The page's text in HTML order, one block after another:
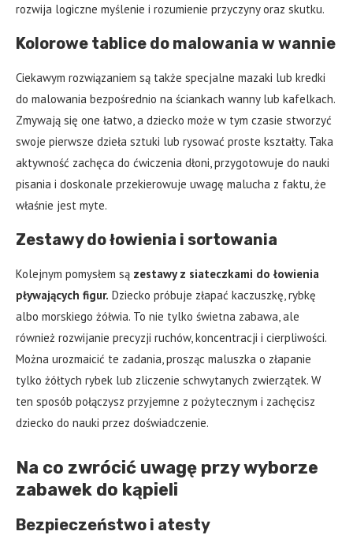
rozwija logiczne myślenie i rozumienie przyczyny oraz skutku.
Kolorowe tablice do malowania w wannie
Ciekawym rozwiązaniem są także specjalne mazaki lub kredki
do malowania bezpośrednio na ściankach wanny lub kafelkach.
Zmywają się one łatwo, a dziecko może w tym czasie stworzyć
swoje pierwsze dzieła sztuki lub rysować proste kształty. Taka
aktywność zachęca do ćwiczenia dłoni, przygotowuje do nauki
pisania i doskonale przekierowuje uwagę malucha z faktu, że
właśnie jest myte.
Zestawy do łowienia i sortowania
Kolejnym pomysłem są zestawy z siateczkami do łowienia
pływających figur. Dziecko próbuje złapać kaczuszkę, rybkę
albo morskiego żółwia. To nie tylko świetna zabawa, ale
również rozwijanie precyzji ruchów, koncentracji i cierpliwości.
Można urozmaicić te zadania, prosząc maluszka o złapanie
tylko żółtych rybek lub zliczenie schwytanych zwierzątek. W
ten sposób połączysz przyjemne z pożytecznym i zachęcisz
dziecko do nauki przez doświadczenie.
Na co zwrócić uwagę przy wyborze
zabawek do kąpieli
Bezpieczeństwo i atesty